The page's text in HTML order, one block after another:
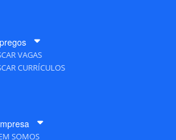
VAGAS
CURRÍCULOS
SOMOS